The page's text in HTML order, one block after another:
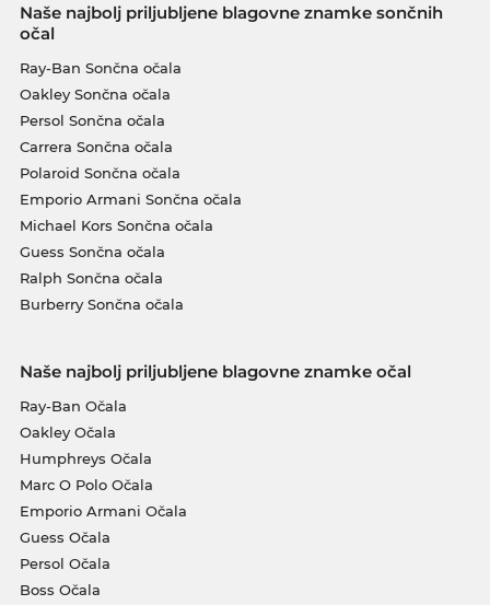
Naše najbolj priljubljene blagovne znamke sončnih
očal
Ray-Ban Sončna očala
Oakley Sončna očala
Persol Sončna očala
Carrera Sončna očala
Polaroid Sončna očala
Emporio Armani Sončna očala
Michael Kors Sončna očala
Guess Sončna očala
Ralph Sončna očala
Burberry Sončna očala
Naše najbolj priljubljene blagovne znamke očal
Ray-Ban Očala
Oakley Očala
Humphreys Očala
Marc O Polo Očala
Emporio Armani Očala
Guess Očala
Persol Očala
Boss Očala